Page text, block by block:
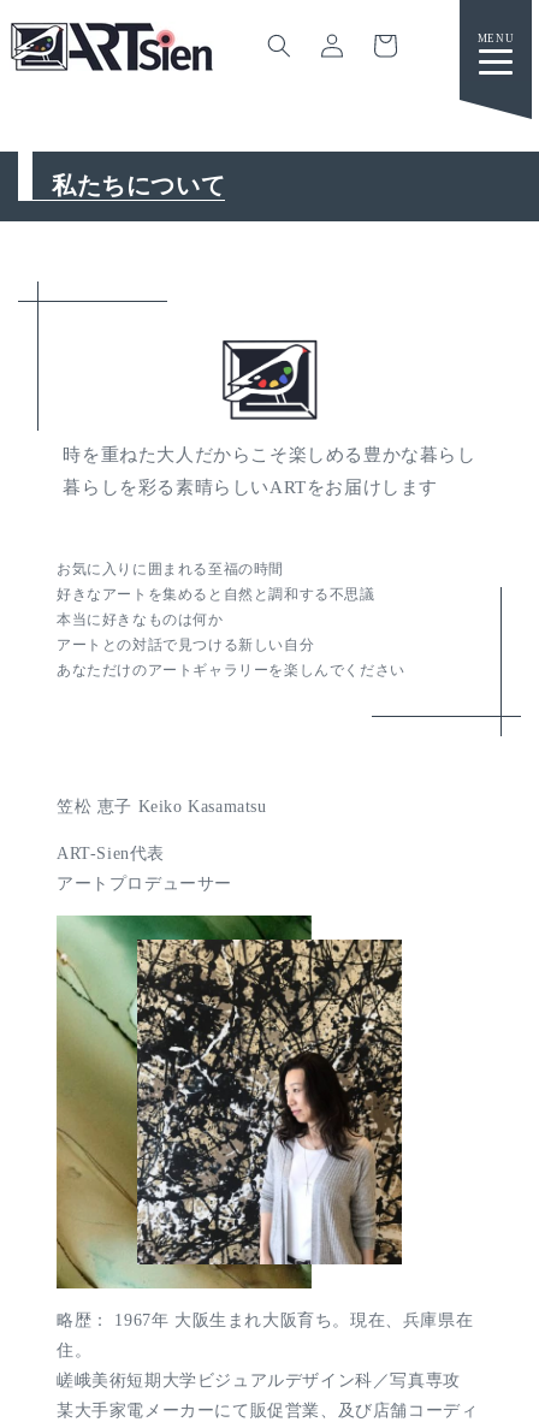
グ
イ
ー
私たちについて
時を重ねた大人だからこそ楽しめる豊かな暮らし
暮らしを彩る素晴らしいARTをお届けします
お気に入りに囲まれる至福の時間
好きなアートを集めると自然と調和する不思議
本当に好きなものは何か
アートとの対話で見つける新しい自分
あなただけのアートギャラリーを楽しんでください
笠松 恵子 Keiko Kasamatsu
ART-Sien代表
アートプロデューサー
略歴： 1967年 大阪生まれ大阪育ち。現在、兵庫県在
住。
嵯峨美術短期大学ビジュアルデザイン科／写真専攻
某大手家電メーカーにて販促営業、及び店舗コーディ